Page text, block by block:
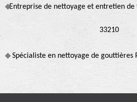
Entreprise de nettoyage et entretien de
33210
Spécialiste en nettoyage de gouttières